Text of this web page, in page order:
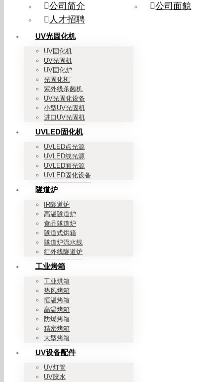
公司简介
公司面貌
人才招聘
UV光固化机
UV固化机
UV光固机
UV固化炉
光固化机
紫外线杀菌机
UV光固化设备
小型UV光固机
进口UV光固机
UVLED固化机
UVLED点光源
UVLED线光源
UVLED面光源
UVLED固化设备
隧道炉
IR隧道炉
高温隧道炉
食品隧道炉
隧道式烘箱
隧道炉流水线
红外线隧道炉
工业烤箱
工业烘箱
热风烤箱
恒温烤箱
高温烤箱
防爆烤箱
精密烤箱
大型烤箱
UV设备配件
UV灯管
UV胶水